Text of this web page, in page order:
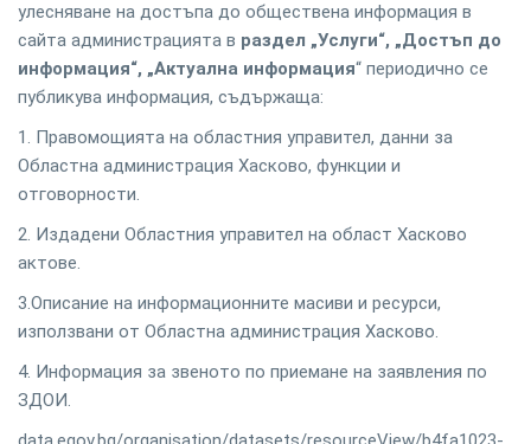
улесняване на достъпа до обществена информация в
сайта администрацията в раздел „Услуги“, „Достъп до
информация“, „Актуална информация“ периодично се
публикува информация, съдържаща:
1. Правомощията на областния управител, данни за
Областна администрация Хасково, функции и
отговорности.
2. Издадени Областния управител на област Хасково
актове.
3.Описание на информационните масиви и ресурси,
използвани от Областна администрация Хасково.
4. Информация за звеното по приемане на заявления по
ЗДОИ.